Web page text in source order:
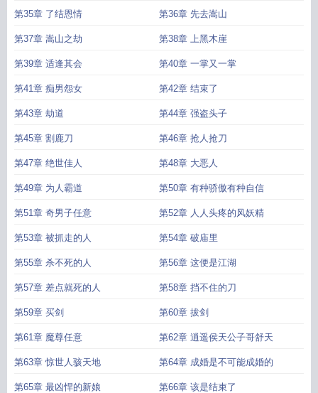
第35章 了结恩情 第36章 先去嵩山
第37章 嵩山之劫 第38章 上黑木崖
第39章 适逢其会 第40章 一掌又一掌
第41章 痴男怨女 第42章 结束了
第43章 劫道 第44章 强盗头子
第45章 割鹿刀 第46章 抢人抢刀
第47章 绝世佳人 第48章 大恶人
第49章 为人霸道 第50章 有种骄傲有种自信
第51章 奇男子任意 第52章 人人头疼的风妖精
第53章 被抓走的人 第54章 破庙里
第55章 杀不死的人 第56章 这便是江湖
第57章 差点就死的人 第58章 挡不住的刀
第59章 买剑 第60章 拔剑
第61章 魔尊任意 第62章 逍遥侯天公子哥舒天
第63章 惊世人骇天地 第64章 成婚是不可能成婚的
第65章 最凶悍的新娘 第66章 该是结束了